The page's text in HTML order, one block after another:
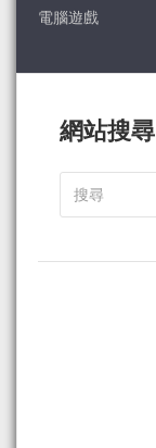
電腦遊戲
網站搜尋